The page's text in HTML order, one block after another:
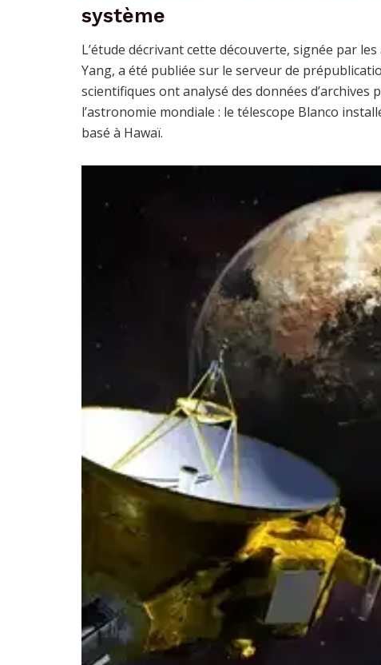
système
L’étude décrivant cette découverte, signée par
Yang, a été publiée sur le serveur de
scientifiques ont analysé des données
l’astronomie mondiale : le télescope Blanco
basé à Hawaï.